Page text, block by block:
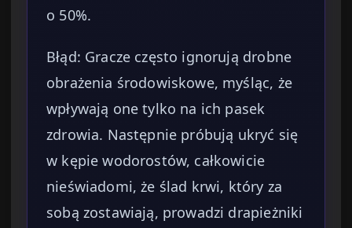
o 50%.
Błąd: Gracze często ignorują drobne
obrażenia środowiskowe, myśląc, że
wpływają one tylko na ich pasek
zdrowia. Następnie próbują ukryć się
w kępie wodorostów, całkowicie
nieświadomi, że ślad krwi, który za
sobą zostawiają, prowadzi drapieżniki